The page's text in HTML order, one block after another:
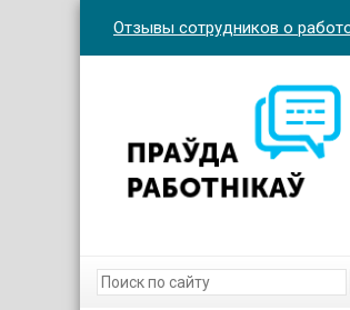
Отзывы сотрудников о